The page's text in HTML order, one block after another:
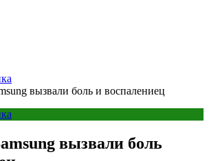
вызвали боль и воспалениец
вызвали боль